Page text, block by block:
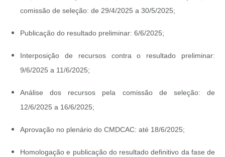
comissão de seleção: de 29/4/2025 a 30/5/2025;
Publicação do resultado preliminar: 6/6/2025;
Interposição de recursos contra o resultado preliminar:
9/6/2025 a 11/6/2025;
Análise dos recursos pela comissão de seleção: de
12/6/2025 a 16/6/2025;
Aprovação no plenário do CMDCAC: até 18/6/2025;
Homologação e publicação do resultado definitivo da fase de